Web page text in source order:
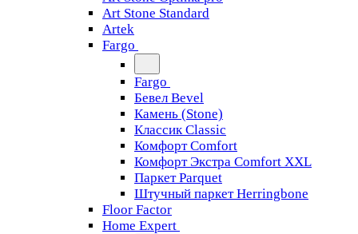
Art Stone Standard
Artek
Fargo
Fargo
Бевел Bevel
Камень (Stone)
Классик Classic
Комфорт Comfort
Комфорт Экстра Comfort XXL
Паркет Parquet
Штучный паркет Herringbone
Floor Factor
Home Expert